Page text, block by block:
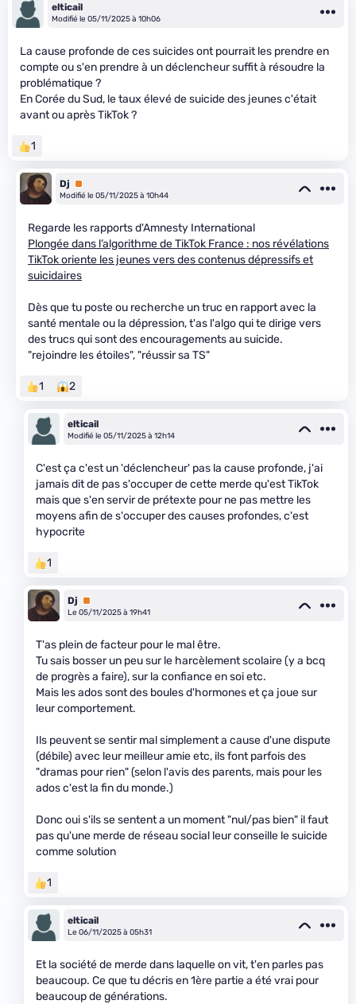
elticail
Modifié le 05/11/2025 à 10h06
La cause profonde de ces suicides ont pourrait les prendre en
compte ou s'en prendre à un déclencheur suffit à résoudre la
problématique ?
En Corée du Sud, le taux élevé de suicide des jeunes c'était
avant ou après TikTok ?
1
Dj
Premium
Modifié le 05/11/2025 à 10h44
Regarde les rapports d'Amnesty International
Plongée dans l’algorithme de TikTok France : nos révélations
TikTok oriente les jeunes vers des contenus dépressifs et
suicidaires
Dès que tu poste ou recherche un truc en rapport avec la
santé mentale ou la dépression, t'as l'algo qui te dirige vers
des trucs qui sont des encouragements au suicide.
"rejoindre les étoiles", "réussir sa TS"
1 2
elticail
Modifié le 05/11/2025 à 12h14
C'est ça c'est un 'déclencheur' pas la cause profonde, j'ai
jamais dit de pas s'occuper de cette merde qu'est TikTok
mais que s'en servir de prétexte pour ne pas mettre les
moyens afin de s'occuper des causes profondes, c'est
hypocrite
1
Dj
Premium
Le 05/11/2025 à 19h41
T'as plein de facteur pour le mal être.
Tu sais bosser un peu sur le harcèlement scolaire (y a bcq
de progrès a faire), sur la confiance en soi etc.
Mais les ados sont des boules d'hormones et ça joue sur
leur comportement.
Ils peuvent se sentir mal simplement a cause d'une dispute
(débile) avec leur meilleur amie etc, ils font parfois des
"dramas pour rien" (selon l'avis des parents, mais pour les
ados c'est la fin du monde.)
Donc oui s'ils se sentent a un moment "nul/pas bien" il faut
pas qu'une merde de réseau social leur conseille le suicide
comme solution
1
elticail
Le 06/11/2025 à 05h31
Et la société de merde dans laquelle on vit, t'en parles pas
beaucoup. Ce que tu décris en 1ère partie a été vrai pour
beaucoup de générations.